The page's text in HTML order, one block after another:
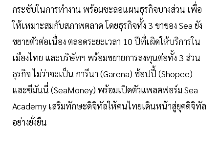
กระชับในการทำงาน พร้อมชะลอแผนธุรกิจบางส่วน เพื่อ
ให้เหมาะสมกับสภาพตลาด โดยธุรกิจทั้ง 3 ขาของ Sea ยัง
ขยายตัวต่อเนื่อง ตลอดระยะเวลา 10 ปีที่เผิดให้บริการใน
เมืองไทย และบริษัทฯ พร้อมขยายการลงทุนต่อทั้ง 3 ส่วน
ธุรกิจ ไม่ว่าจะเป็น การีนา (Garena) ช้อปปี้ (Shopee)
และซีมันนี่ (SeaMoney) พร้อมเปิดตัวแพลตฟอร์ม Sea
Academy เสริมทักษะดิจิทัลให้คนไทยเดินหน้าสู่ยุคดิจิทัล
อย่างยั่งยืน